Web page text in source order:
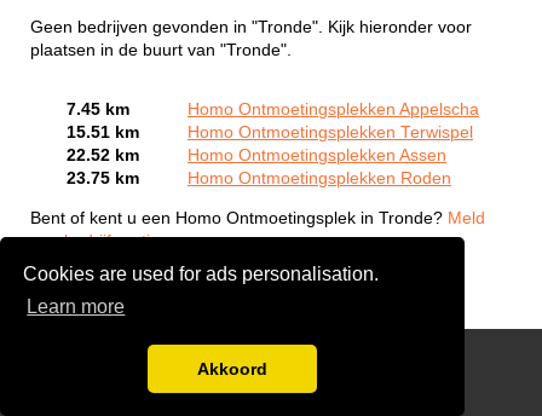
Cookies are used for ads personalisation.
Learn more
Akkoord
Geen bedrijven gevonden in "Tronde". Kijk hieronder voor
plaatsen in de buurt van "Tronde".
7.45 km
Homo Ontmoetingsplekken Appelscha
15.51 km
Homo Ontmoetingsplekken Terwispel
22.52 km
Homo Ontmoetingsplekken Assen
23.75 km
Homo Ontmoetingsplekken Roden
Bent of kent u een Homo Ontmoetingsplek in Tronde? Meld
een bedrijf gratis aan